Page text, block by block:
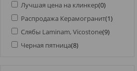
Лучшая цена на клинкер(0)
Распродажа Керамогранит(1)
Слябы Laminam, Vicostone(9)
Черная пятница(8)